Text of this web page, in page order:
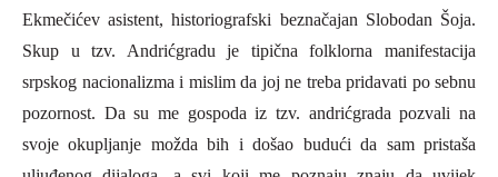
Ekmečićev asistent, historiografski beznačajan Slobodan Šoja.
Skup u tzv. Andrićgradu je tipična folklorna manifestacija
srpskog nacionalizma i mislim da joj ne treba pridavati po sebnu
pozornost. Da su me gospoda iz tzv. andrićgrada pozvali na
svoje okupljanje možda bih i došao budući da sam pristaša